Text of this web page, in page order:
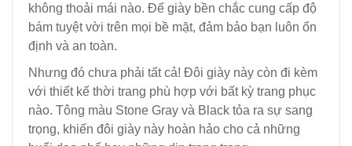
không thoải mái nào. Đế giày bền chắc cung cấp độ
bám tuyệt vời trên mọi bề mặt, đảm bảo bạn luôn ổn
định và an toàn.
Nhưng đó chưa phải tất cả! Đôi giày này còn đi kèm
với thiết kế thời trang phù hợp với bất kỳ trang phục
nào. Tông màu Stone Gray và Black tỏa ra sự sang
trọng, khiến đôi giày này hoàn hảo cho cả những